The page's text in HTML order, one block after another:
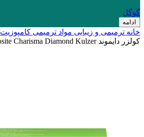
گوگل
ادامه
خانه ترمیمی و زیبایی مواد ترمیمی کامپوزیت
کولزر دایموند Composite Charisma Diamond Kulzer